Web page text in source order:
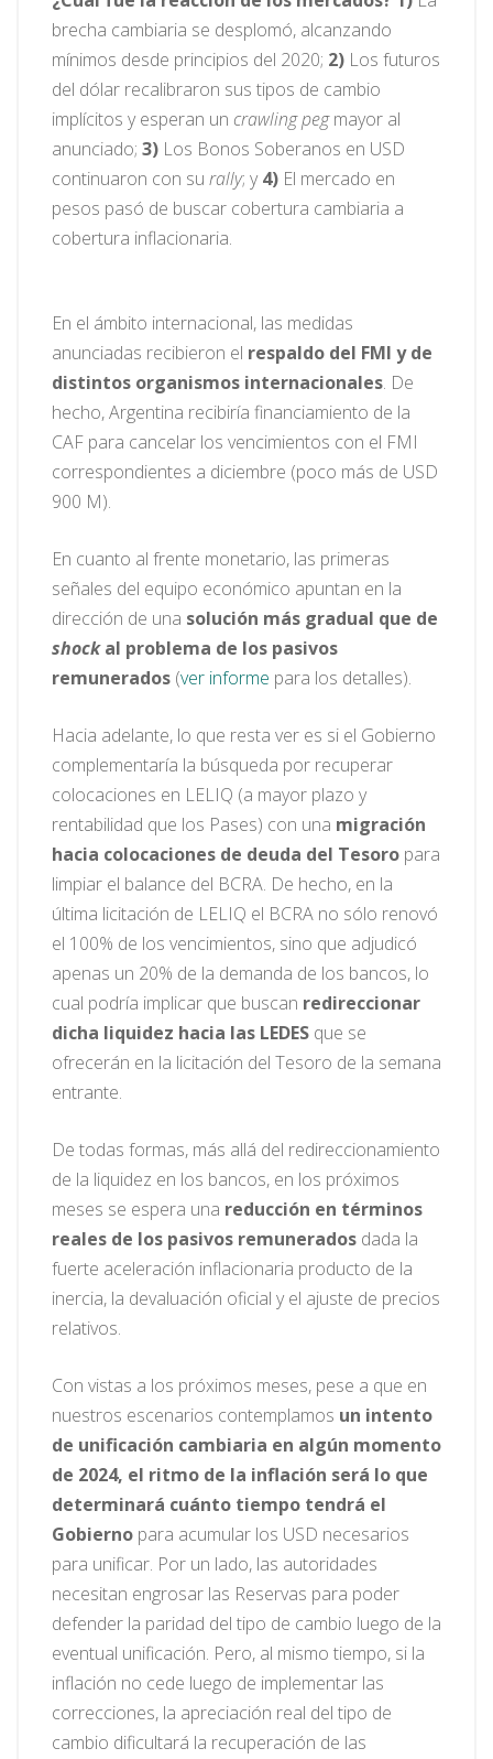
brecha cambiaria se desplomó, alcanzando
mínimos desde principios del 2020; 2) Los futuros
del dólar recalibraron sus tipos de cambio
implícitos y esperan un crawling pegmayor al
anunciado; 3) Los Bonos Soberanos en USD
continuaron con su rally; y4) El mercado en
pesos pasó de buscar cobertura cambiaria a
cobertura inflacionaria.
En el ámbito internacional, las medidas
anunciadas recibieron el respaldo del FMI y de
distintos organismos internacionales. De
hecho, Argentina recibiría financiamiento de la
CAF para cancelar los vencimientos con el FMI
correspondientes a diciembre (poco más de USD
900 M).
En cuanto al frente monetario, las primeras
señales del equipo económico apuntan en la
dirección de una solución más gradual que de
shockal problema de los pasivos
remunerados (ver informe para los detalles).
Hacia adelante, lo que resta ver es si el Gobierno
complementaría la búsqueda por recuperar
colocaciones en LELIQ (a mayor plazo y
rentabilidad que los Pases) con una migración
hacia colocaciones de deuda del Tesoro para
limpiar el balance del BCRA. De hecho, en la
última licitación de LELIQ el BCRA no sólo renovó
el 100% de los vencimientos, sino que adjudicó
apenas un 20% de la demanda de los bancos, lo
cual podría implicar que buscan redireccionar
dicha liquidez hacia las LEDES que se
ofrecerán en la licitación del Tesoro de la semana
entrante.
De todas formas, más allá del redireccionamiento
de la liquidez en los bancos, en los próximos
meses se espera una reducción en términos
reales de los pasivos remunerados dada la
fuerte aceleración inflacionaria producto de la
inercia, la devaluación oficial y el ajuste de precios
relativos.
Con vistas a los próximos meses, pese a que en
nuestros escenarios contemplamos un intento
de unificación cambiaria en algún momento
de 2024, el ritmo de la inflación será lo que
determinará cuánto tiempo tendrá el
Gobierno para acumular los USD necesarios
para unificar. Por un lado, las autoridades
necesitan engrosar las Reservas para poder
defender la paridad del tipo de cambio luego de la
eventual unificación. Pero, al mismo tiempo, si la
inflación no cede luego de implementar las
correcciones, la apreciación real del tipo de
cambio dificultará la recuperación de las